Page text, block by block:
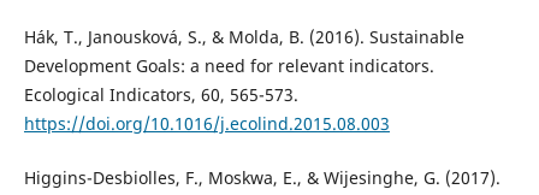
Hák, T., Janousková, S., & Molda, B. (2016). Sustainable
Development Goals: a need for relevant indicators.
Ecological Indicators, 60, 565-573.
https://doi.org/10.1016/j.ecolind.2015.08.003
Higgins-Desbiolles, F., Moskwa, E., & Wijesinghe, G. (2017).